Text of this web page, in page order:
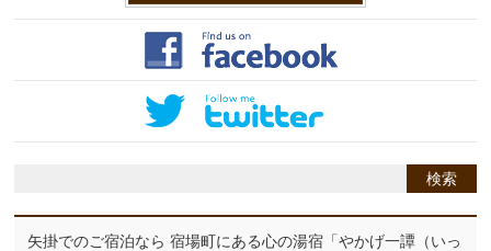
矢掛でのご宿泊なら 宿場町にある心の湯宿「やかげ一譚（いっ